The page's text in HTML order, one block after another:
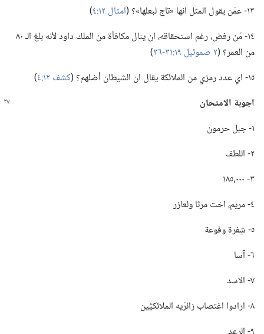
١٣-‏ عمّن يقول المثل انها «تاج لبعلها»؟‏ (‏
امثال ١٢:‏٤
‏)‏
١٤-‏ مَن رفض،‏ رغم استحقاقه،‏ ان ينال مكافأة من الملك داود لأنه بلغ الـ‍ ٨٠
من العمر؟‏ (‏٢ صموئيل ١٩:‏٣١-‏٣٦
‏)‏
١٥-‏ اي عدد رمزي من الملائكة يقال ان الشيطان أضلهم؟‏ (‏
كشف ١٢:‏٤
‏)‏
اجوبة الامتحان
١-‏ جبل حرمون
٢-‏ اللطف
٣-‏ ٠٠٠‏,١٨٥
٤-‏ مريم،‏ اخت مرثا ولعازر
٥-‏ شِفرة وفوعة
٦-‏ آسا
٧-‏ الاسد
٨-‏ ارادوا اغتصاب زائرَيه الملائكيَّين